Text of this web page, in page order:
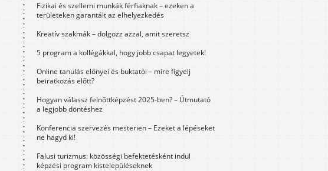
Fizikai és szellemi munkák férfiaknak – ezeken a
területeken garantált az elhelyezkedés
Kreatív szakmák – dolgozz azzal, amit szeretsz
5 program a kollégákkal, hogy jobb csapat legyetek!
Online tanulás előnyei és buktatói – mire figyelj
beiratkozás előtt?
Hogyan válassz felnőttképzést 2025-ben? – Útmutató
a legjobb döntéshez
Konferencia szervezés mesterien – Ezeket a lépéseket
ne hagyd ki!
Falusi turizmus: közösségi befektetésként indul
képzési program kistelepüléseknek